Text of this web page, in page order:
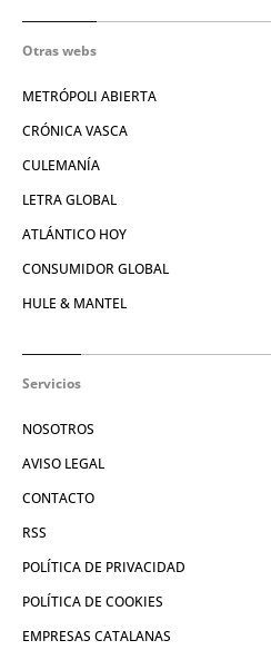
Otras webs
METRÓPOLI ABIERTA
CRÓNICA VASCA
CULEMANÍA
LETRA GLOBAL
ATLÁNTICO HOY
CONSUMIDOR GLOBAL
HULE & MANTEL
Servicios
NOSOTROS
AVISO LEGAL
CONTACTO
RSS
POLÍTICA DE PRIVACIDAD
POLÍTICA DE COOKIES
EMPRESAS CATALANAS